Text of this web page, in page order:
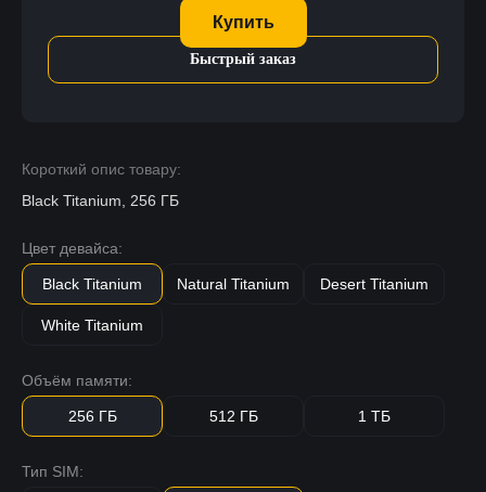
Короткий опис товару:
Black Titanium, 256 ГБ
Цвет девайса:
Black Titanium Natural Titanium Desert Titanium
White Titanium
Объём памяти:
256 ГБ 512 ГБ 1 ТБ
Тип SIM:
Купить
Быстрый заказ